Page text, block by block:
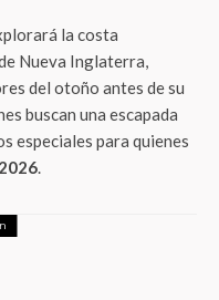
la costa
Nueva Inglaterra,
del otoño antes de su
buscan una escapada
especiales para quienes
.